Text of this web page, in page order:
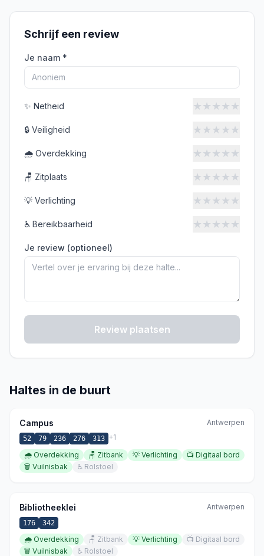
Schrijf een review
Je naam *
✨ Netheid ★★★★★
🔒 Veiligheid ★★★★★
🌧️ Overdekking ★★★★★
🪑 Zitplaats ★★★★★
💡 Verlichting ★★★★★
♿ Bereikbaarheid ★★★★★
Je review (optioneel)
Review plaatsen
Haltes in de buurt
Campus Antwerpen
52 79 236 276 313 +1
🌧️ Overdekking 🪑 Zitbank 💡 Verlichting 📺 Digitaal bord
🗑️ Vuilnisbak ♿ Rolstoel
Bibliotheeklei Antwerpen
176 342
🌧️ Overdekking 🪑 Zitbank 💡 Verlichting 📺 Digitaal bord
🗑️ Vuilnisbak ♿ Rolstoel